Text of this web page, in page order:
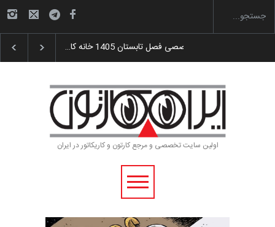
گزارش تصویری آیین اختتامیه و اهدای جوایز سوم…
اولین سایت تخصصی و مرجع کارتون و کاریکاتور در ایران